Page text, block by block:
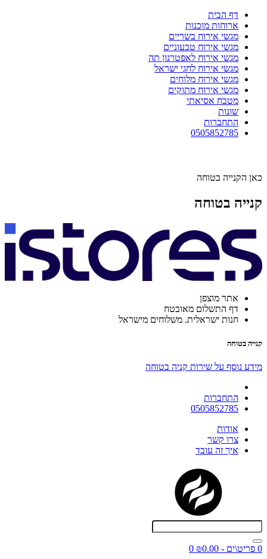
דף הבית
ארוחות מוכנות
מגשי אירוח בשריים
מגשי אירוח טבעוניים
מגשי אירוח לאפטרנון תה
מגשי אירוח לחגי ישראל
מגשי אירוח מלוחים
מגשי אירוח מתוקים
מטבח אסיאתי
שונות
התחברות
0505852785
כאן הקנייה בטוחה
קנייה בטוחה
אתר מוצפן
דף התשלום מאובטח
חנות ישראלית. משלוחים מישראל
קנייה בטוחה
מידע נוסף על שירות קניה בטוחה
התחברות
0505852785
אודות
צרו קשר
איך זה עובד
0 פריט\ים - ₪0.00
0